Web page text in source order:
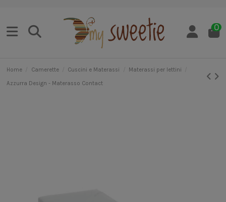
0
Home Camerette Cuscini e Materassi Materassi per lettini
Azzurra Design - Materasso Contact